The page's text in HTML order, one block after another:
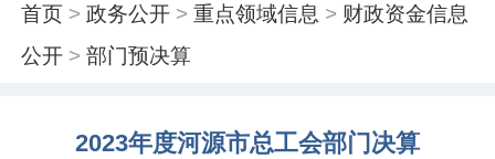
首页 >政务公开 >重点领域信息 > 财政资金信息
公开 >部门预决算
2023年度河源市总工会部门决算